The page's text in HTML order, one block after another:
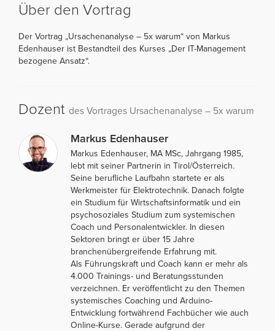
Über den Vortrag
Der Vortrag „Ursachenanalyse – 5x warum“ von Markus
Edenhauser ist Bestandteil des Kurses „Der IT-Management
bezogene Ansatz“.
Dozent des Vortrages Ursachenanalyse – 5x warum
Markus Edenhauser
Markus Edenhauser, MA MSc, Jahrgang 1985,
lebt mit seiner Partnerin in Tirol/Österreich.
Seine berufliche Laufbahn startete er als
Werkmeister für Elektrotechnik. Danach folgte
ein Studium für Wirtschaftsinformatik und ein
psychosoziales Studium zum systemischen
Coach und Personalentwickler. In diesen
Sektoren bringt er über 15 Jahre
branchenübergreifende Erfahrung mit.
Als Führungskraft und Coach kann er mehr als
4.000 Trainings- und Beratungsstunden
verzeichnen. Er veröffentlicht zu den Themen
systemisches Coaching und Arduino-
Entwicklung fortwährend Fachbücher wie auch
Online-Kurse. Gerade aufgrund der